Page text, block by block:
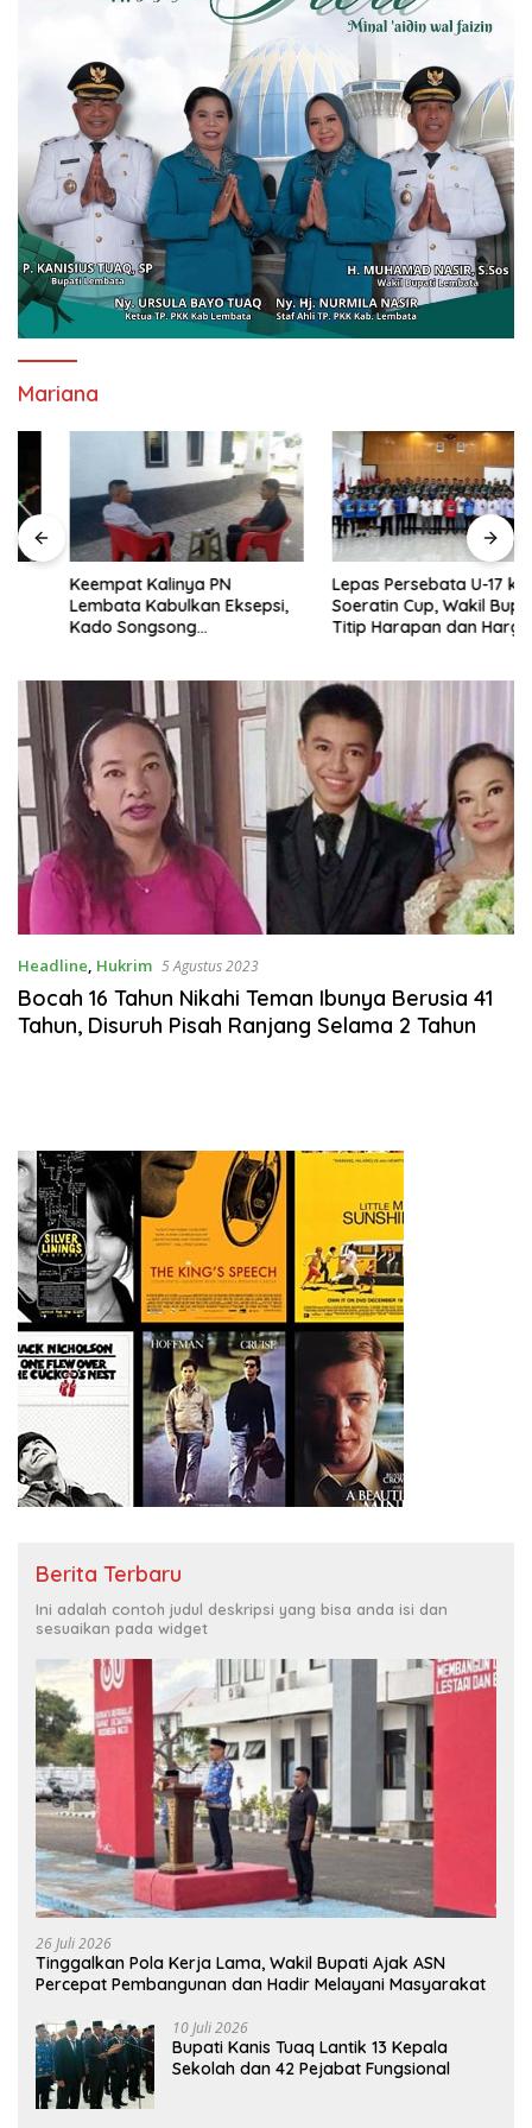
Mariana
Keempat Kalinya PN
Lembata Kabulkan Eksepsi,
Kado Songsong
Lepas Persebata U-17 ke
Soeratin Cup, Wakil Bupati
Titip Harapan dan Harga Diri
Headline, Hukrim 5 Agustus 2023
Bocah 16 Tahun Nikahi Teman Ibunya Berusia 41
Tahun, Disuruh Pisah Ranjang Selama 2 Tahun
Berita Terbaru
Ini adalah contoh judul deskripsi yang bisa anda isi dan
sesuaikan pada widget
26 Juli 2026
Tinggalkan Pola Kerja Lama, Wakil Bupati Ajak ASN
Percepat Pembangunan dan Hadir Melayani Masyarakat
10 Juli 2026
Bupati Kanis Tuaq Lantik 13 Kepala
Sekolah dan 42 Pejabat Fungsional